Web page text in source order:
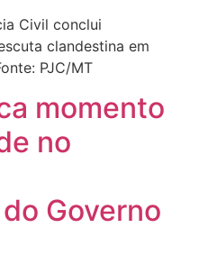
Civil conclui
clandestina em
PJC/MT
momento
no
Governo